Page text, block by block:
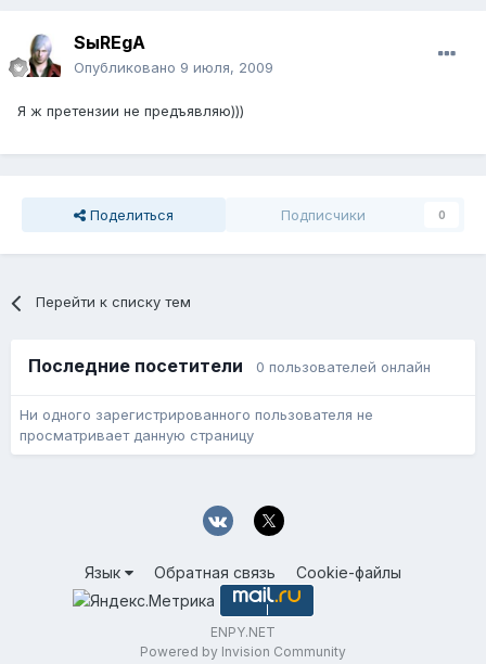
SыREgA
Опубликовано 9 июля, 2009
Я ж претензии не предъявляю)))
Поделиться Подписчики 0
Перейти к списку тем
Последние посетители 0 пользователей онлайн
Ни одного зарегистрированного пользователя не
просматривает данную страницу
Язык Обратная связь Cookie-файлы
ENPY.NET
Powered by Invision Community